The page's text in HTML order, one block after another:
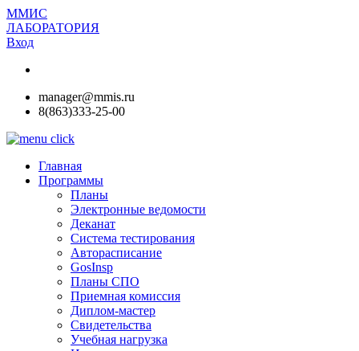
ММИС
ЛАБОРАТОРИЯ
Вход
manager@mmis.ru
8(863)333-25-00
Главная
Программы
Планы
Электронные ведомости
Деканат
Система тестирования
Авторасписание
GosInsp
Планы СПО
Приемная комиссия
Диплом-мастер
Свидетельства
Учебная нагрузка